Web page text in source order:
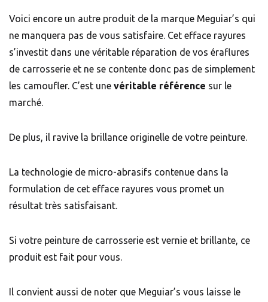
Voici encore un autre produit de la marque Meguiar’s qui
ne manquera pas de vous satisfaire. Cet efface rayures
s’investit dans une véritable réparation de vos éraflures
de carrosserie et ne se contente donc pas de simplement
les camoufler. C’est une véritable référence sur le
marché.
De plus, il ravive la brillance originelle de votre peinture.
La technologie de micro-abrasifs contenue dans la
formulation de cet efface rayures vous promet un
résultat très satisfaisant.
Si votre peinture de carrosserie est vernie et brillante, ce
produit est fait pour vous.
Il convient aussi de noter que Meguiar’s vous laisse le